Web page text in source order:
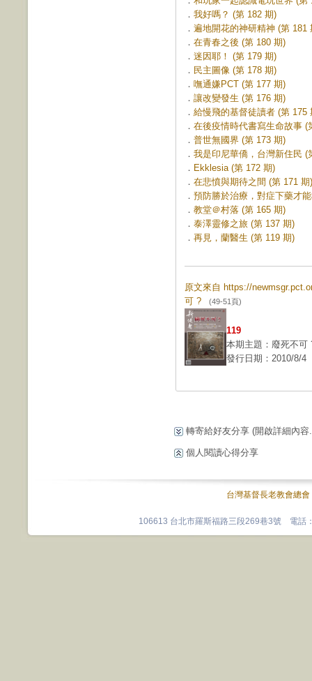
． 我好嗎？ (第 182 期)
． 遍地開花的神研精神 (第 181
． 在青春之後 (第 180 期)
． 迷因耶！ (第 179 期)
． 民主圖像 (第 178 期)
． 嘸通嫌PCT (第 177 期)
． 讓改變發生 (第 176 期)
． 給慢飛的基督徒讀者 (第 175
． 在後疫情時代書寫生命故事 (
． 普世無國界 (第 173 期)
． 我是印尼華僑，台灣新住民 (
． Ekklesia (第 172 期)
． 在悲憤與期待之間 (第 171 期)
． 預防勝於治療，對症下藥才
． 教堂＠村落 (第 165 期)
． 泰澤靈修之旅 (第 137 期)
． 再見，蘭醫生 (第 119 期)
原文來自 https://
可 ? (49-51頁)
119
本期主題：廢死不可
發行日期：2010/8/4
轉寄給好友分享 (開啟詳細內容
個人閱讀心得分享
台灣基督長老教會總會
106613 台北市羅斯福路三段269巷3號 電